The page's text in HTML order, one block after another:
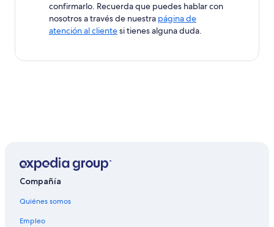
confirmarlo. Recuerda que puedes hablar con
nosotros a través de nuestra página de
atención al clientesi tienes alguna duda.
Compañía
Quiénes somos
Empleo